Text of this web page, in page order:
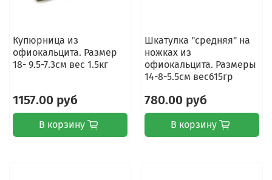
Купюрница из
офиокальцита. Размер
18- 9.5-7.3см вес 1.5кг
1157.00 руб
В корзину
Шкатулка "средняя" на
ножках из
офиокальцита. Размеры
14-8-5.5см вес615гр
780.00 руб
В корзину